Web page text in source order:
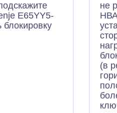
E65YY5-
блокировку
не
(в